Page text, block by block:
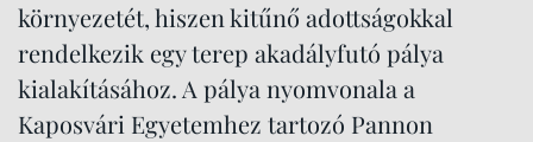
környezetét, hiszen kitűnő adottságokkal
rendelkezik egy terep akadályfutó pálya
kialakításához. A pálya nyomvonala a
Kaposvári Egyetemhez tartozó Pannon